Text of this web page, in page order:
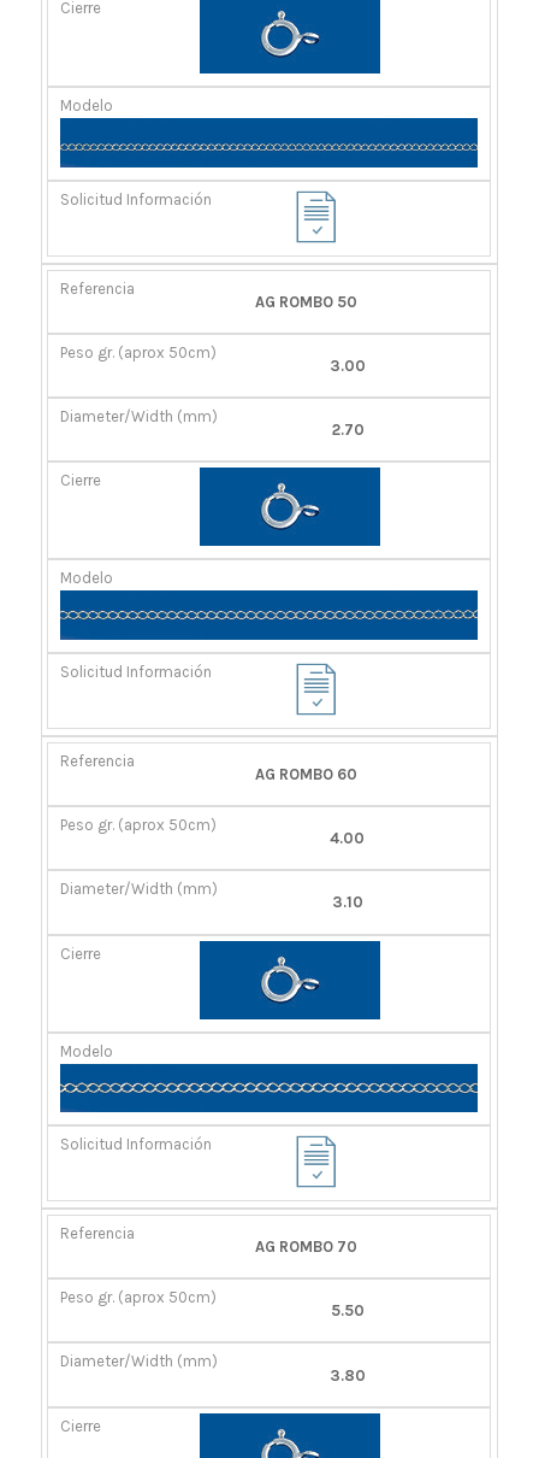
AG ROMBO 50
3.00
2.70
AG ROMBO 60
4.00
3.10
AG ROMBO 70
5.50
3.80